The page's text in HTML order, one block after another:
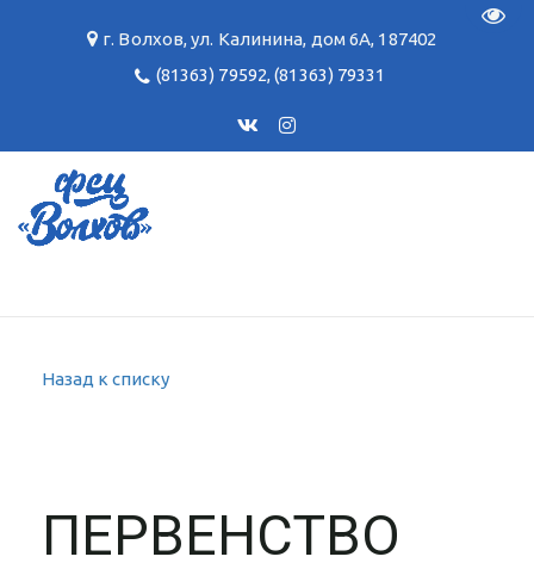
г. Волхов,ул. Калинина, дом 6А, 187402
(81363) 79592,(81363) 79331
Назад к списку
ПЕРВЕНСТВО